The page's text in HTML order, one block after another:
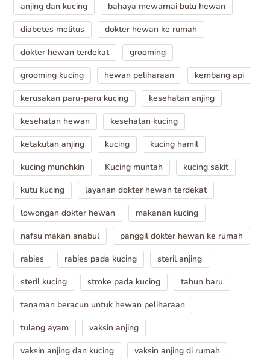
anjing dan kucing
bahaya mewarnai bulu hewan
diabetes melitus
dokter hewan ke rumah
dokter hewan terdekat
grooming
grooming kucing
hewan peliharaan
kembang api
kerusakan paru-paru kucing
kesehatan anjing
kesehatan hewan
kesehatan kucing
ketakutan anjing
kucing
kucing hamil
kucing munchkin
Kucing muntah
kucing sakit
kutu kucing
layanan dokter hewan terdekat
lowongan dokter hewan
makanan kucing
nafsu makan anabul
panggil dokter hewan ke rumah
rabies
rabies pada kucing
steril anjing
steril kucing
stroke pada kucing
tahun baru
tanaman beracun untuk hewan peliharaan
tulang ayam
vaksin anjing
vaksin anjing dan kucing
vaksin anjing di rumah